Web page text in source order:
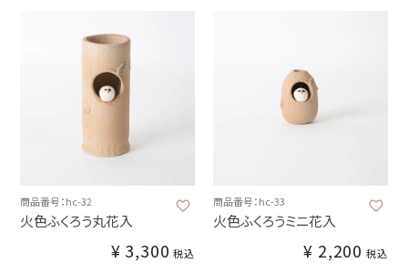
商品番号：hc-32
火色ふくろう丸花入
¥ 3,300 税込
商品番号：hc-33
火色ふくろうミニ花入
¥ 2,200 税込